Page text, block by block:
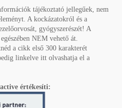
tájékoztató jellegűek, nem
A kockázatokról és a
gyógyszerészét! A
NEM vehető át.
a cikk első 300 karakterét
linkelve itt olvashatja el a
értékesíti: